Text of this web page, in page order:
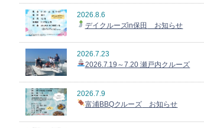
2026.8.6
デイクルーズin保田
お知らせ
2026.7.23
2026.7.19～7.20 瀬戸内クルーズ
2026.7.9
富浦BBQクルーズ お知らせ